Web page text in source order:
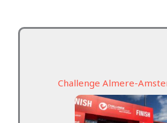
Challenge Almere-